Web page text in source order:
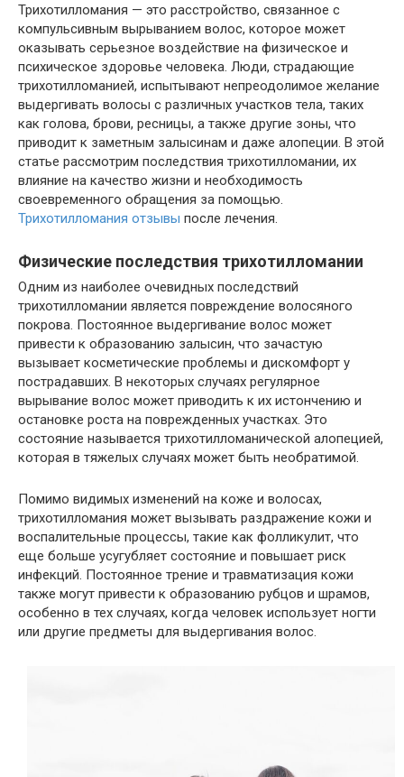
Трихотилломания — это расстройство, связанное с
компульсивным вырыванием волос, которое может
оказывать серьезное воздействие на физическое и
психическое здоровье человека. Люди, страдающие
трихотилломанией, испытывают непреодолимое желание
выдергивать волосы с различных участков тела, таких
как голова, брови, ресницы, а также другие зоны, что
приводит к заметным залысинам и даже алопеции. В этой
статье рассмотрим последствия трихотилломании, их
влияние на качество жизни и необходимость
своевременного обращения за помощью.
Трихотилломания отзывы после лечения.
Физические последствия трихотилломании
Одним из наиболее очевидных последствий
трихотилломании является повреждение волосяного
покрова. Постоянное выдергивание волос может
привести к образованию залысин, что зачастую
вызывает косметические проблемы и дискомфорт у
пострадавших. В некоторых случаях регулярное
вырывание волос может приводить к их истончению и
остановке роста на поврежденных участках. Это
состояние называется трихотилломанической алопецией,
которая в тяжелых случаях может быть необратимой.
Помимо видимых изменений на коже и волосах,
трихотилломания может вызывать раздражение кожи и
воспалительные процессы, такие как фолликулит, что
еще больше усугубляет состояние и повышает риск
инфекций. Постоянное трение и травматизация кожи
также могут привести к образованию рубцов и шрамов,
особенно в тех случаях, когда человек использует ногти
или другие предметы для выдергивания волос.